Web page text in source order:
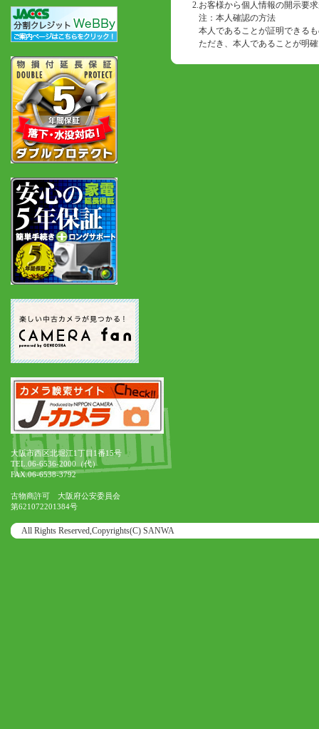
2.お客様から個人情報の開示要
注：本人確認の方法
本人であることが証明できる
ただき、本人であることが明
大阪市西区北堀江1丁目1番15号
TEL.06-6536-2000（代）
FAX.06-6538-3792
古物商許可 大阪府公安委員会
第621072201384号
All Rights Reserved,Copyrights(C) SANWA